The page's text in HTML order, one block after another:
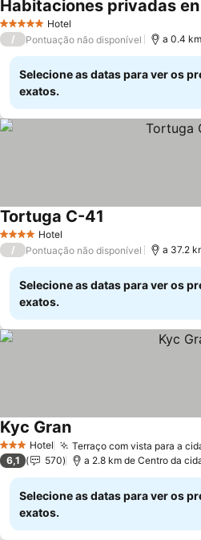
5 Estrelas Hotel
/ Pontuação não disponível a 0.4
Selecione as datas para ver os
exatos.
4 EstrelasHotel
Tortuga C-41
/ Pontuação não disponível a 37.2
Selecione as datas para ver os
exatos.
3 EstrelasHotel Terraço com vista para a
Kyc Gran
6,1 570 a 2.8 km de Centro da
Selecione as datas para ver os
exatos.